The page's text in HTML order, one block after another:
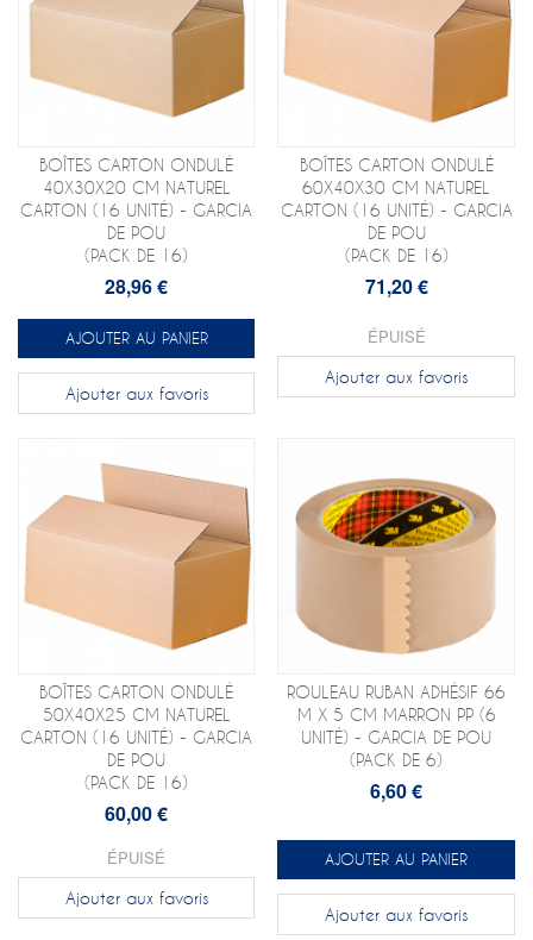
BOÎTES CARTON ONDULÉ
40X30X20 CM NATUREL
CARTON (16 UNITÉ) - GARCIA
DE POU
(PACK DE 16)
28,96 €
AJOUTER AU PANIER
Ajouter aux favoris
BOÎTES CARTON ONDULÉ
60X40X30 CM NATUREL
CARTON (16 UNITÉ) - GARCIA
DE POU
(PACK DE 16)
71,20 €
ÉPUISÉ
Ajouter aux favoris
BOÎTES CARTON ONDULÉ
50X40X25 CM NATUREL
CARTON (16 UNITÉ) - GARCIA
DE POU
(PACK DE 16)
60,00 €
ÉPUISÉ
Ajouter aux favoris
ROULEAU RUBAN ADHÉSIF 66
M X 5 CM MARRON PP (6
UNITÉ) - GARCIA DE POU
(PACK DE 6)
6,60 €
AJOUTER AU PANIER
Ajouter aux favoris